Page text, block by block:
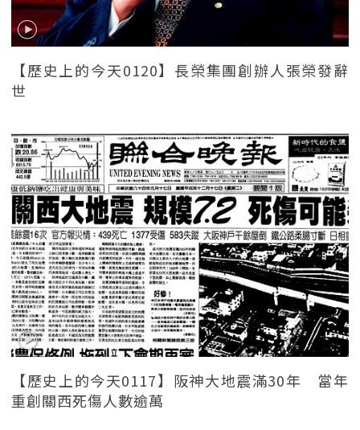
【歷史上的今天0120】長榮集團創辦人張榮發辭
世
【歷史上的今天0117】阪神大地震滿30年 當年
重創關西死傷人數逾萬